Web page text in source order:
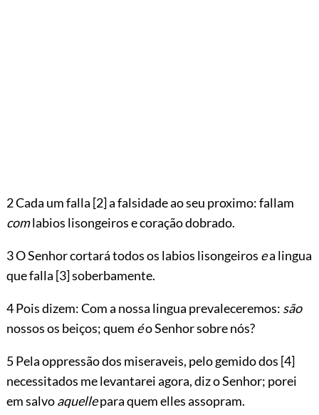
2 Cada um falla [2]a falsidade ao seu proximo: fallam
comlabios lisongeiros e coração dobrado.
3 O Senhor cortará todos os labios lisongeiros ea lingua
que falla [3]soberbamente.
4 Pois dizem: Com a nossa lingua prevaleceremos: são
nossos os beiços; quem éo Senhor sobre nós?
5 Pela oppressão dos miseraveis, pelo gemido dos [4]
necessitados me levantarei agora, diz o Senhor; porei
em salvoaquellepara quem elles assopram.